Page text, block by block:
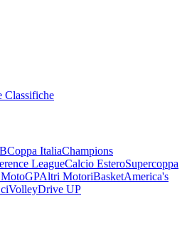
Classifiche
Coppa ItaliaChampions
LeagueCalcio EsteroSupercoppa
MotoGPAltri MotoriBasketAmerica's
VolleyDrive UP